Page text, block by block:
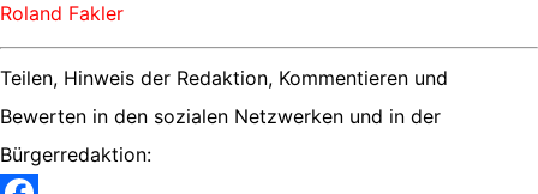
Roland Fakler
Teilen, Hinweis der Redaktion, Kommentieren und
Bewerten in den sozialen Netzwerken und in der
Bürgerredaktion: